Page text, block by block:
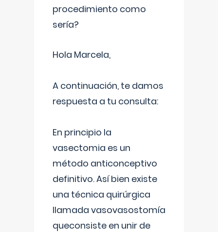
procedimiento como
sería?
Hola Marcela,
A continuación, te damos
respuesta a tu consulta:
En principio la
vasectomia es un
método anticonceptivo
definitivo. Así bien existe
una técnica quirúrgica
llamada vasovasostomía
queconsiste en unir de